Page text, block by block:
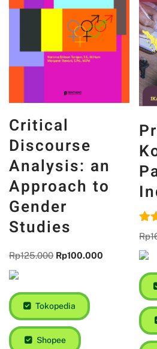
Critical
Discourse
Analysis: an
Approach to
Gender
Studies
Rp125.000 Rp100.000
Tokopedia
Shopee
dari
Rp